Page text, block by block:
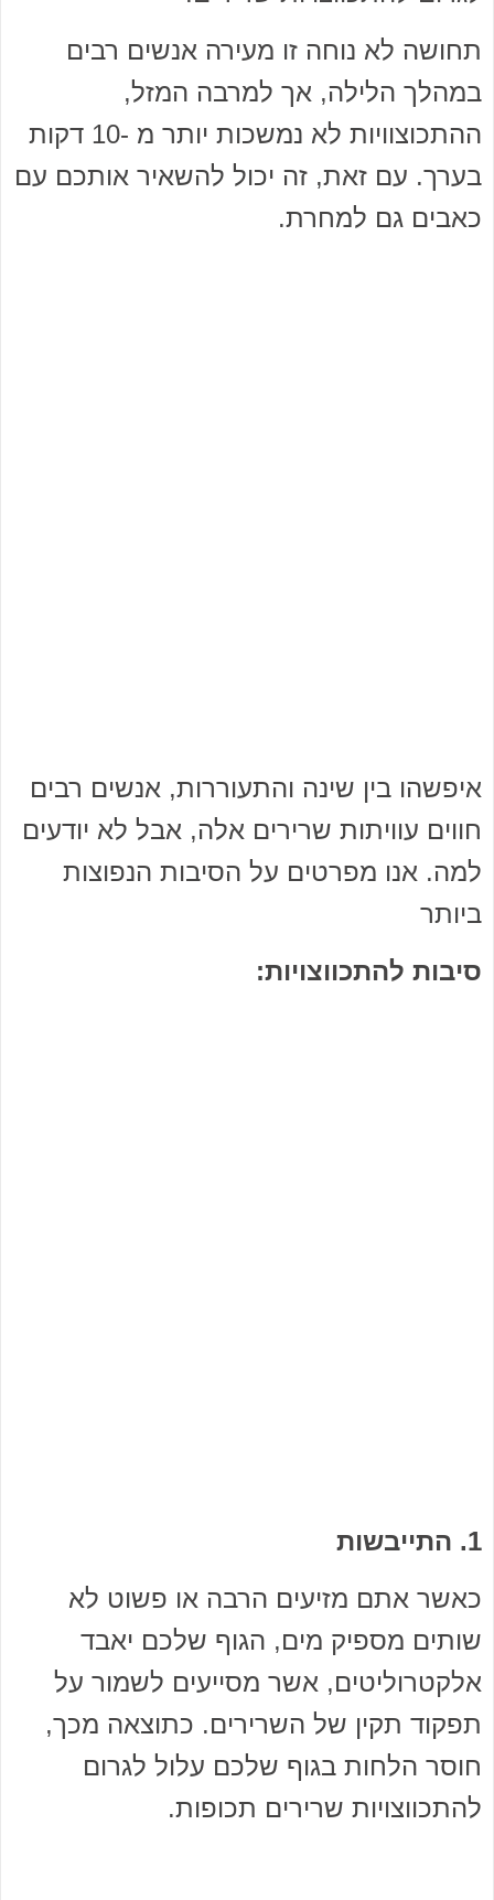
תחושה לא נוחה זו מעירה אנשים רבים
במהלך הלילה, אך למרבה המזל,
ההתכוצוויות לא נמשכות יותר מ -10 דקות
בערך. עם זאת, זה יכול להשאיר אותכם עם
כאבים גם למחרת.
איפשהו בין שינה והתעוררות, אנשים רבים
חווים עוויתות שרירים אלה, אבל לא יודעים
למה. אנו מפרטים על הסיבות הנפוצות
ביותר
סיבות להתכווצויות:
1. התייבשות
כאשר אתם מזיעים הרבה או פשוט לא
שותים מספיק מים, הגוף שלכם יאבד
אלקטרוליטים, אשר מסייעים לשמור על
תפקוד תקין של השרירים. כתוצאה מכך,
חוסר הלחות בגוף שלכם עלול לגרום
להתכווצויות שרירים תכופות.